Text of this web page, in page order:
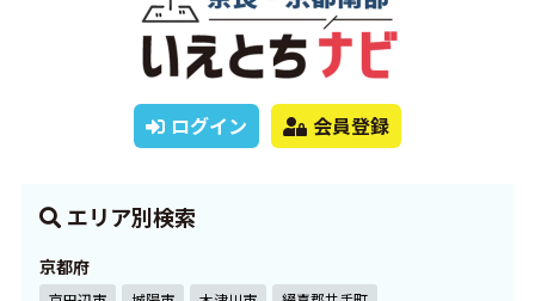
ログイン 会員登録
エリア別検索
京都府